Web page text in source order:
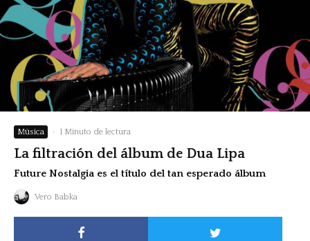
Música · 1 Minuto de lectura
La filtración del álbum de Dua Lipa
Future Nostalgia es el título del tan esperado álbum
Vero Babka